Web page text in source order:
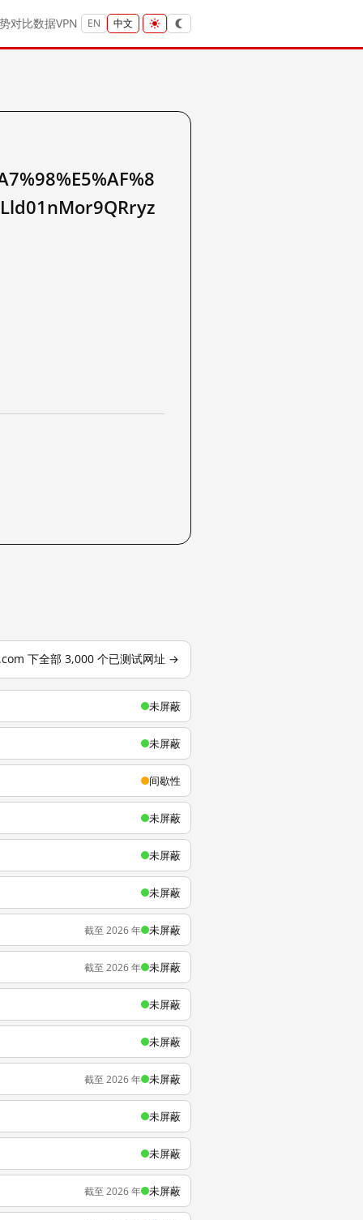
对比数据VPN EN 中文
下全部 3,000 个已测试网址 →
未屏蔽
未屏蔽
间歇性
未屏蔽
未屏蔽
未屏蔽
截至 2026 年 未屏蔽
截至 2026 年 未屏蔽
未屏蔽
未屏蔽
截至 2026 年 未屏蔽
未屏蔽
未屏蔽
截至 2026 年 未屏蔽